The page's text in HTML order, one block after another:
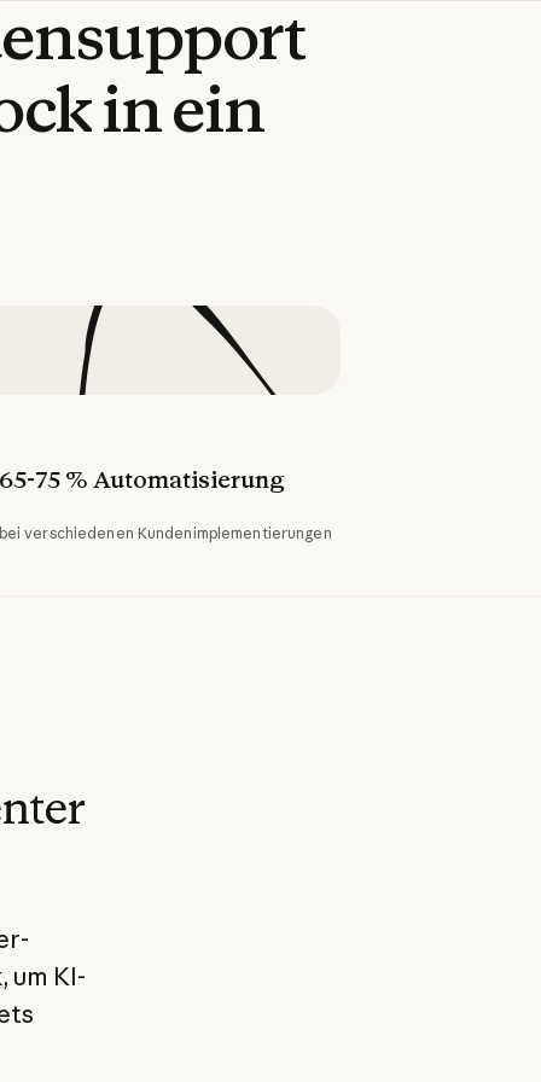
inein
65-75 % Automatisierung
bei verschiedenen Kundenimplementierungen
, um KI-